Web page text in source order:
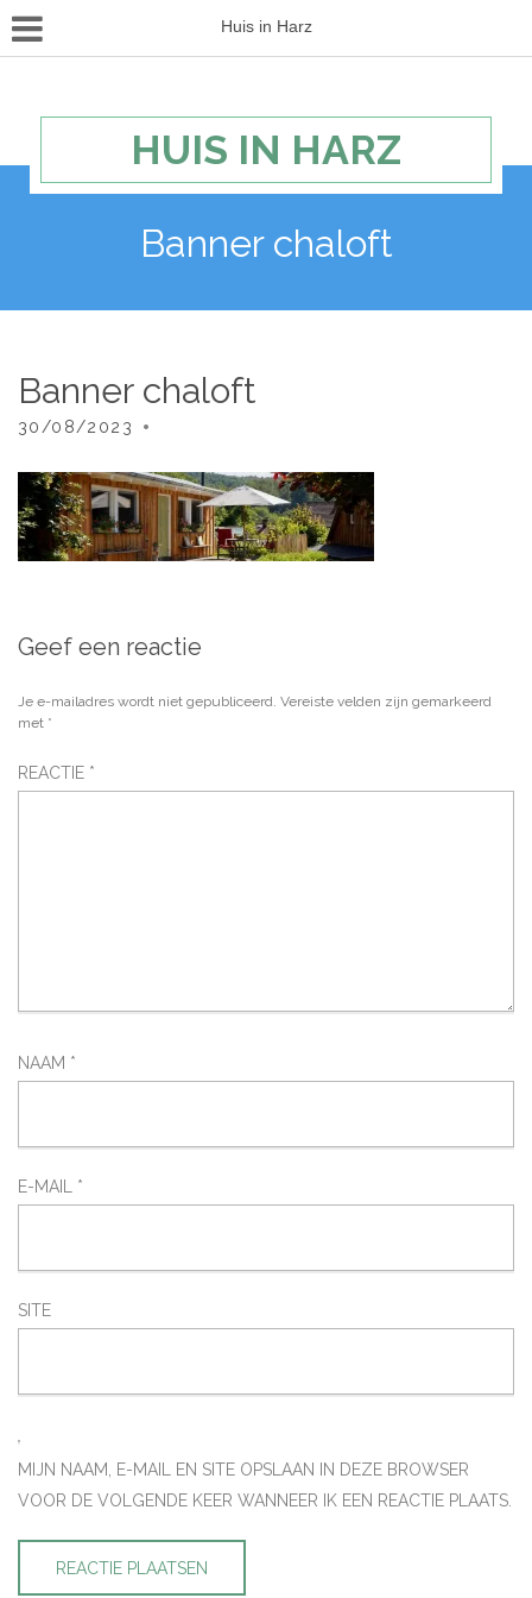
Huis in Harz
HUIS IN HARZ
Banner chaloft
Banner chaloft
30/08/2023
Geef een reactie
Je e-mailadres wordt niet gepubliceerd. Vereiste velden zijn gemarkeerd
met *
REACTIE *
NAAM *
E-MAIL *
SITE
MIJN NAAM, E-MAIL EN SITE OPSLAAN IN DEZE BROWSER
VOOR DE VOLGENDE KEER WANNEER IK EEN REACTIE PLAATS.